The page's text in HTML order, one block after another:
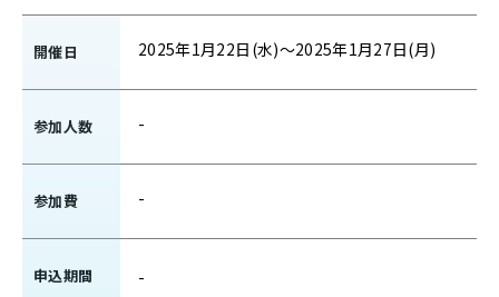
開催日 2025年1月22日(水)～2025年1月27日(月)
参加人数 -
参加費 -
申込期間 -